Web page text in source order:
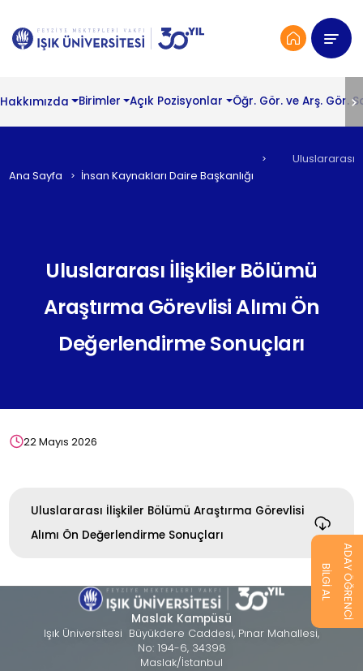
Hakkımızda Birimler Açık Pozisyonlar Öğr. Gör. ve Arş. Gör.
Ana Sayfa İnsan Kaynakları Daire Başkanlığı
Uluslararası
Uluslararası İlişkiler Bölümü
Araştırma Görevlisi Alımı Ön
Değerlendirme Sonuçları
22 Mayıs 2026
Uluslararası İlişkiler Bölümü Araştırma Görevlisi
Alımı Ön Değerlendirme Sonuçları
Maslak Kampüsü
Işık Üniversitesi Büyükdere Caddesi, Pınar Mahallesi,
No: 194-6, 34398
Maslak/İstanbul
BİLGİ AL ADAY ÖĞRENCİ